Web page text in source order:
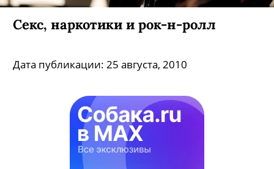
Секс, наркотики и рок-н-ролл
Дата публикации: 25 августа, 2010